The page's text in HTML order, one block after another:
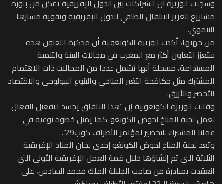
وسجلت الوزيرة أن الشراكات بين الدول الإفريقية تمكن من بلورة
مشاريع لتعزيز الانتقال الطاقي للدول الإفريقية وتقوية مسارها
التنموي.
من جهتها، أكدت الوزيرة الكونغولية أن مذكرة التعاون هذه
ستعزز التعاون أكثر مع المغرب في مجالات البيئة والتنمية
المستدامة، مسجلة أنها تشمل عددا من المجالات ذات الاهتمام
المشترك مثل مكافحة التغير المناخي والتنوع البيولوجي والاقتصاد
الأخضر والأزرق.
وقالت الوزيرة الكونغولية إن “هذا الاتفاق يجسد التفعيل الفعال
لعمل لجنة المناخ لحوض الكونغو. كما يمثل خطوة نوعية في
عملنا المشترك للتحضير لمؤتمر الأطراف كوب29”.
وتعد لجنة المناخ لحوض الكونغو إحدى لجان المناخ الإفريقية
الثلاثة التي تم إنشاؤها خلال قمة العمل الإفريقية الأولى التي
انعقدت بمبادرة من صاحب الجلالة الملك محمد السادس، على